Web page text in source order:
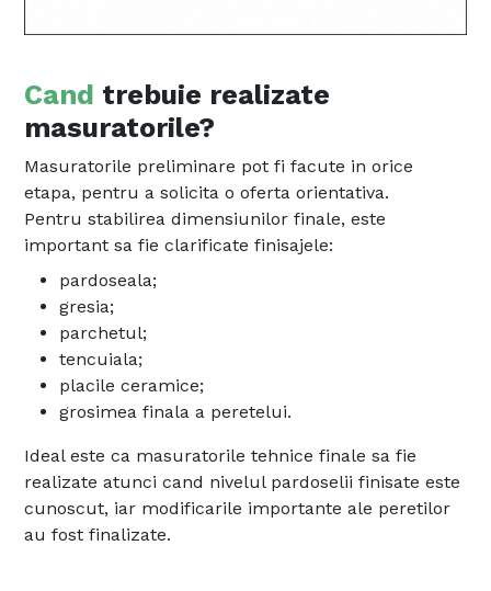
Cand trebuie realizate
masuratorile?
Masuratorile preliminare pot fi facute in orice
etapa, pentru a solicita o oferta orientativa.
Pentru stabilirea dimensiunilor finale, este
important sa fie clarificate finisajele:
pardoseala;
gresia;
parchetul;
tencuiala;
placile ceramice;
grosimea finala a peretelui.
Ideal este ca masuratorile tehnice finale sa fie
realizate atunci cand nivelul pardoselii finisate este
cunoscut, iar modificarile importante ale peretilor
au fost finalizate.